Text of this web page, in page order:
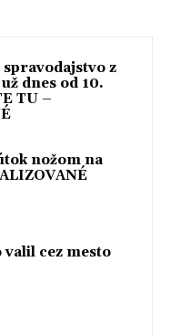
z
dnes od 10.
TU –
nožom na
valil cez mesto